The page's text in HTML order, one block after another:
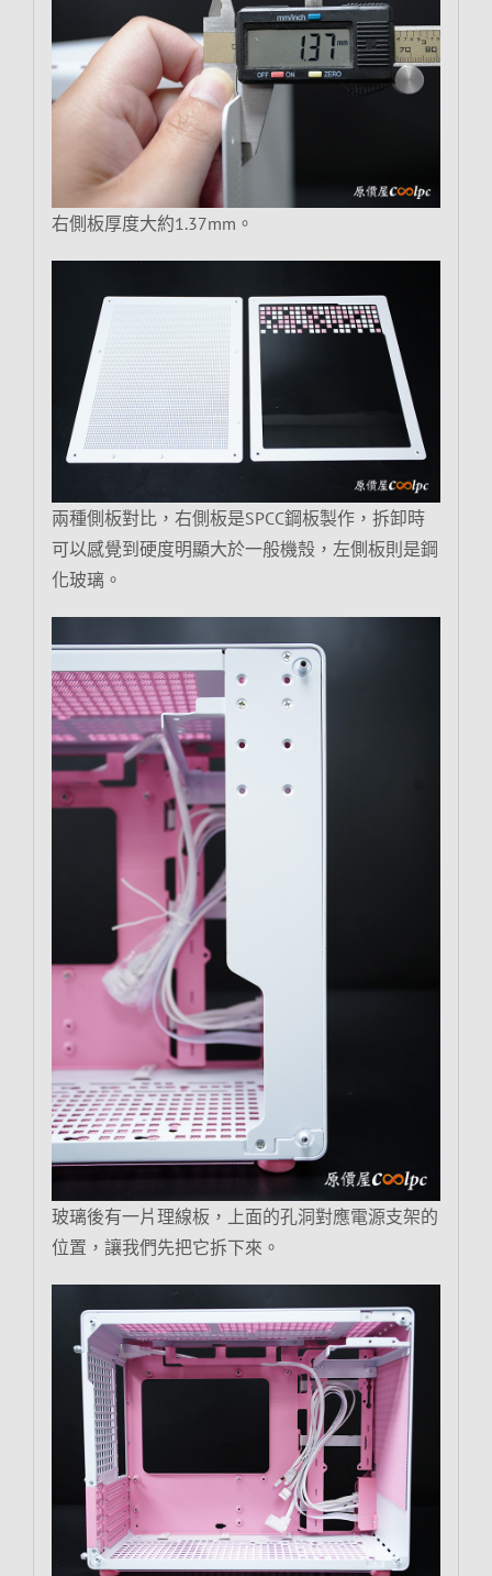
右側板厚度大約1.37mm。
兩種側板對比，右側板是SPCC鋼板製作，拆卸時
可以感覺到硬度明顯大於一般機殼，左側板則是鋼
化玻璃。
玻璃後有一片理線板，上面的孔洞對應電源支架的
位置，讓我們先把它拆下來。